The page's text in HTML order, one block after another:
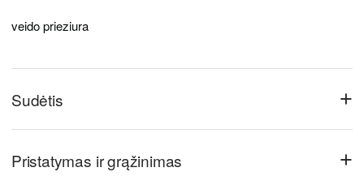
veido prieziura
Sudėtis +
Pristatymas ir grąžinimas +